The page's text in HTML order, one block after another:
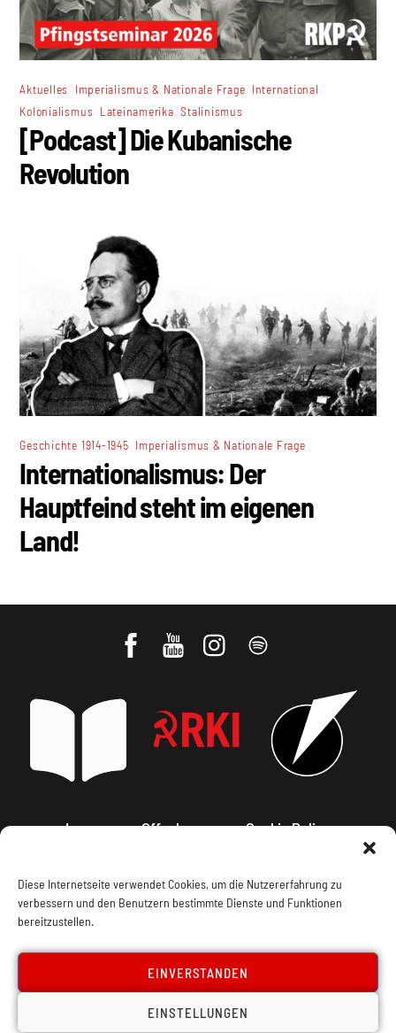
Diese Internetseite verwendet Cookies, um die Nutzererfahrung zu
verbessern und den Benutzern bestimmte Dienste und Funktionen
bereitzustellen.
EINVERSTANDEN
EINSTELLUNGEN
Aktuelles Imperialismus & Nationale Frage International
Kolonialismus Lateinamerika ,Stalinismus
[Podcast] Die Kubanische
Revolution
Geschichte 1914-1945 Imperialismus & Nationale Frage
Internationalismus: Der
Hauptfeind steht im eigenen
Land!
Impressum, Offenlegung Cookie Policy
Datenschutz Kontakt